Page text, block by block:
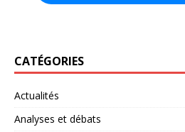
CATÉGORIES
Actualités
Analyses et débats